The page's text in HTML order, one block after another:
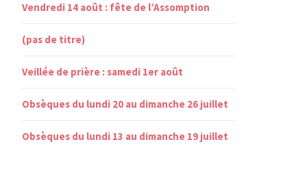
Vendredi 14 août : fête de l’Assomption
(pas de titre)
Veillée de prière : samedi 1er août
Obsèques du lundi 20 au dimanche 26 juillet
Obsèques du lundi 13 au dimanche 19 juillet